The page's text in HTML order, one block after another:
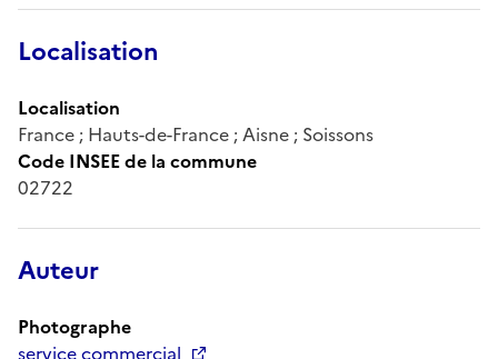
Localisation
Localisation
France ; Hauts-de-France ; Aisne ; Soissons
Code INSEE de la commune
02722
Auteur
Photographe
service commercial